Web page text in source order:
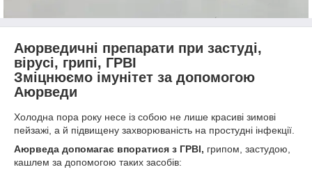
Аюрведичні препарати при застуді,
вірусі, грипі, ГРВІ
Зміцнюємо імунітет за допомогою
Аюрведи
Холодна пора року несе із собою не лише красиві зимові
пейзажі, а й підвищену захворюваність на простудні інфекції.
Аюрведа допомагає впоратися з ГРВІ, грипом, застудою,
кашлем за допомогою таких засобів: